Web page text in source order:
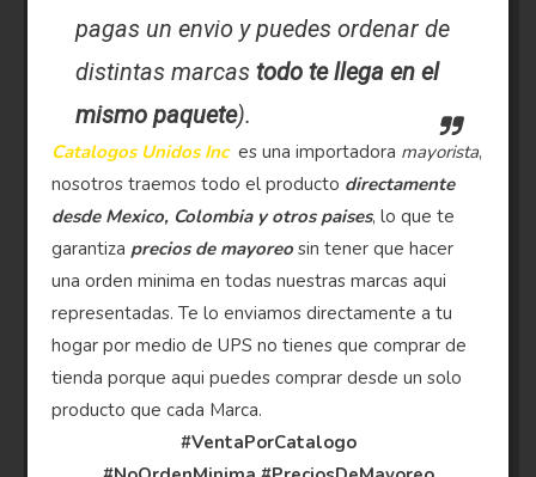
pagas un envio y puedes ordenar de
distintas marcas todo te llega en el
mismo paquete).
Catalogos Unidos Inc es una importadora mayorista,
nosotros traemos todo el producto directamente
desde Mexico, Colombia y otros paises, lo que te
garantizaprecios de mayoreo sin tener que hacer
una orden minima en todas nuestras marcas aqui
representadas. Te lo enviamos directamente a tu
hogar por medio de UPS no tienes que comprar de
tienda porque aqui puedes comprar desde un solo
producto que cada Marca.
#VentaPorCatalogo